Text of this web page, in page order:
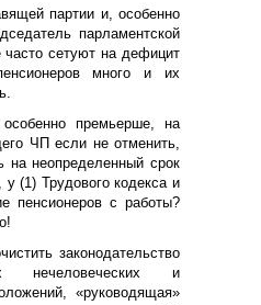
партии и, особенно
парламентской
часто сетуют на дефицит
много и их
премьерше, на
ЧП если не отменить,
на неопределенный срок
y (1) Трудового кодекса и
пенсионеров с работы?
законодательство
нечеловеческих и
«руководящая»